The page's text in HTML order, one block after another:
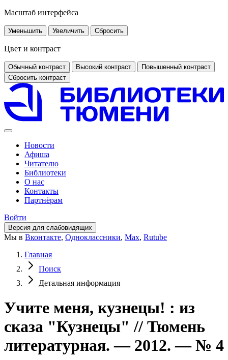
Масштаб интерфейса
Уменьшить Увеличить Сбросить
Цвет и контраст
Обычный контраст Высокий контраст
Повышенный контраст
Сбросить контраст
Новости
Афиша
Читателю
Библиотеки
О нас
Контакты
Партнёрам
Войти
Версия для слабовидящих
Мы в Вконтакте, Одноклассники, Max, Rutube
Главная
Поиск
Детальная информация
Учите меня, кузнецы! : из
сказа "Кузнецы" // Тюмень
литературная. — 2012. — № 4